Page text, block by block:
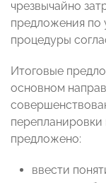
чрезвычайно
предложения по
процедуры
Итоговые
основном
перепланировки
предложено:
ввести